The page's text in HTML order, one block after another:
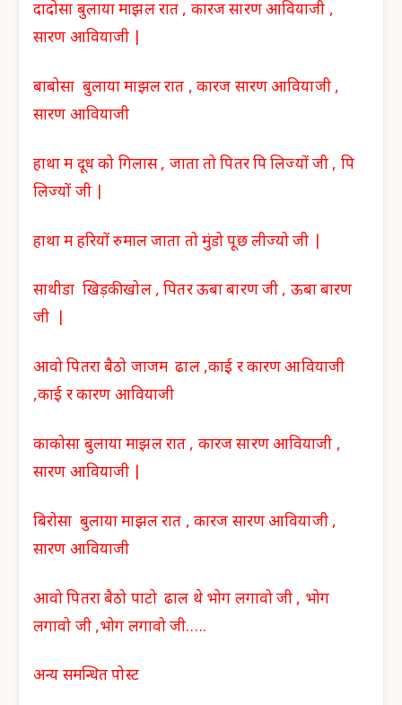
दादोसा बुलाया माझल रात , कारज सारण आवियाजी ,
सारण आवियाजी |
बाबोसा बुलाया माझल रात , कारज सारण आवियाजी ,
सारण आवियाजी
हाथा म दूध को गिलास , जाता तो पितर पि लिज्यों जी , पि
लिज्यों जी |
हाथा म हरियों रुमाल जाता तो मुंडो पूछ लीज्यो जी |
साथीडा खिड़की खोल , पितर ऊबा बारण जी , ऊबा बारण
जी |
आवो पितरा बैठो जाजम ढाल ,काई र कारण आवियाजी
,काई र कारण आवियाजी
काकोसा बुलाया माझल रात , कारज सारण आवियाजी ,
सारण आवियाजी |
बिरोसा बुलाया माझल रात , कारज सारण आवियाजी ,
सारण आवियाजी
आवो पितरा बैठो पाटो ढाल थे भोग लगावो जी , भोग
लगावो जी ,भोग लगावो जी…..
अन्य समन्धित पोस्ट